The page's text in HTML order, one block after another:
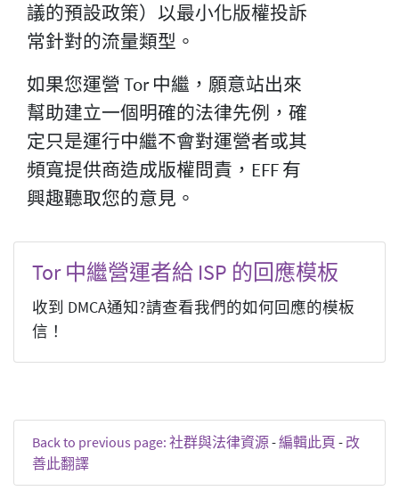
議的預設政策）以最小化版權投訴
常針對的流量類型。
如果您運營 Tor 中繼，願意站出來
幫助建立一個明確的法律先例，確
定只是運行中繼不會對運營者或其
頻寬提供商造成版權問責，EFF 有
興趣聽取您的意見。
Tor 中繼營運者給 ISP 的回應模板
收到 DMCA通知?請查看我們的如何回應的模板
信！
Back to previous page: 社群與法律資源-編輯此頁 - 改
善此翻譯